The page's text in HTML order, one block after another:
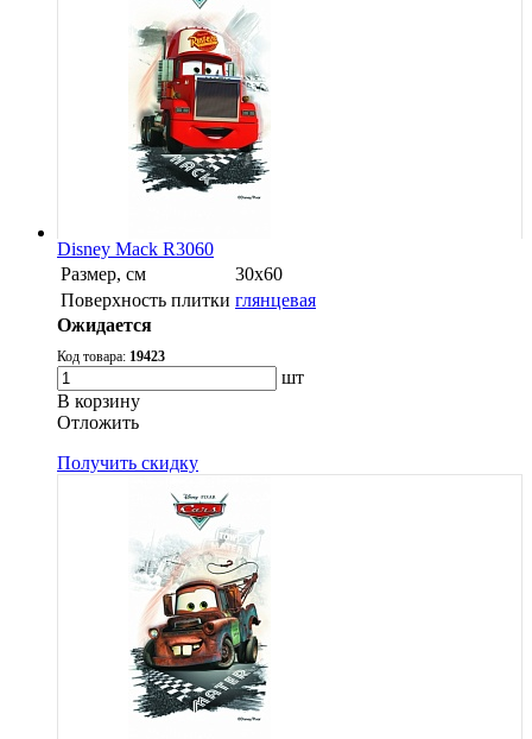
Disney Mack R3060
Размер, см
30х60
Поверхность плитки глянцевая
Ожидается
Код товара: 19423
шт
В корзину
Oтложить
Получить скидку